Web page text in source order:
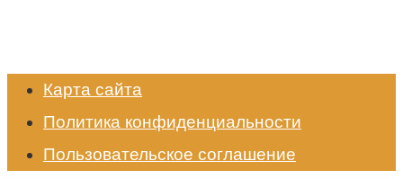
Карта сайта
Политика конфиденциальности
Пользовательское соглашение